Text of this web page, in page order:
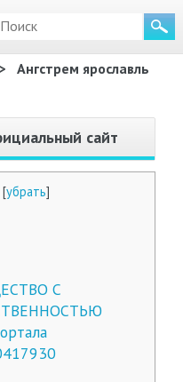
>
Ангстрем ярославль
сайт
[убрать]
С